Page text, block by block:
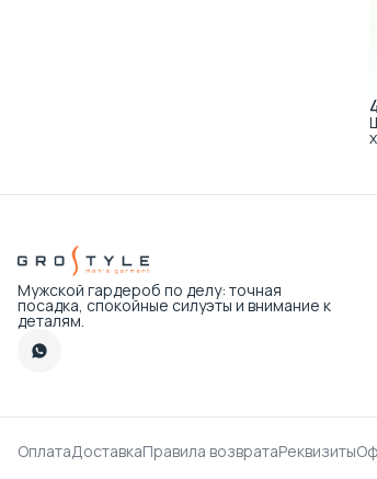
Мужской гардероб по делу: точная
посадка, спокойные силуэты и внимание к
деталям.
ОплатаДоставкаПравила возвратаРеквизиты